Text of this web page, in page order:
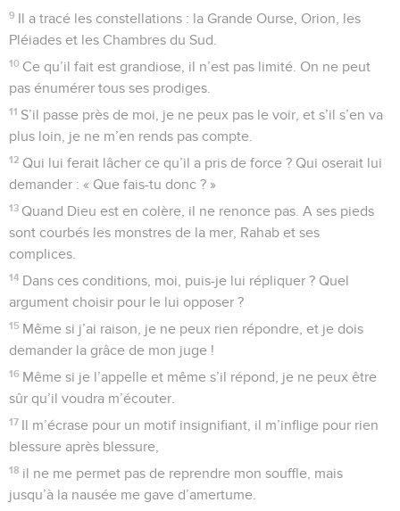
9 Il a tracé les constellations : la Grande Ourse, Orion, les
Pléiades et les Chambres du Sud.
10 Ce qu’il fait est grandiose, il n’est pas limité. On ne peut
pas énumérer tous ses prodiges.
11 S’il passe près de moi, je ne peux pas le voir, et s’il s’en va
plus loin, je ne m’en rends pas compte.
12 Qui lui ferait lâcher ce qu’il a pris de force ? Qui oserait lui
demander : « Que fais-tu donc ? »
13 Quand Dieu est en colère, il ne renonce pas. A ses pieds
sont courbés les monstres de la mer, Rahab et ses
complices.
14 Dans ces conditions, moi, puis-je lui répliquer ? Quel
argument choisir pour le lui opposer ?
15 Même si j’ai raison, je ne peux rien répondre, et je dois
demander la grâce de mon juge !
16 Même si je l’appelle et même s’il répond, je ne peux être
sûr qu’il voudra m’écouter.
17 Il m’écrase pour un motif insignifiant, il m’inflige pour rien
blessure après blessure,
18 il ne me permet pas de reprendre mon souffle, mais
jusqu’à la nausée me gave d’amertume.